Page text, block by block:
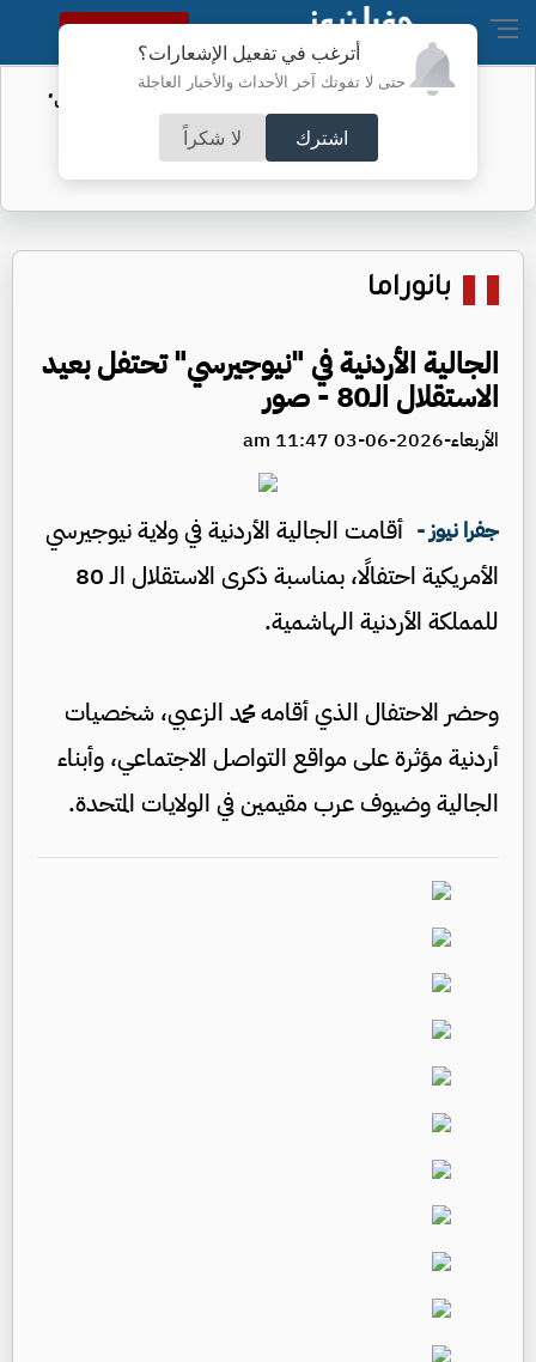
أترغب في تفعيل الإشعارات؟
حتى لا تفوتك آخر الأحداث والأخبار العاجلة
اشترك لا شكراً
النسخة الكاملة
الأمن السيبراني يحذر من رسائل "واتساب"
بانوراما
الجالية الأردنية في "نيوجيرسي" تحتفل بعيد
الاستقلال الـ80 - صور
الأربعاء-2026-06-03 11:47 am
جفرا نيوز - أقامت الجالية الأردنية في ولاية نيوجيرسي
الأمريكية احتفالًا، بمناسبة ذكرى الاستقلال الـ 80
للمملكة الأردنية الهاشمية.
وحضر الاحتفال الذي أقامه محمد الزعبي، شخصيات
أردنية مؤثرة على مواقع التواصل الاجتماعي، وأبناء
الجالية وضيوف عرب مقيمين في الولايات المتحدة.